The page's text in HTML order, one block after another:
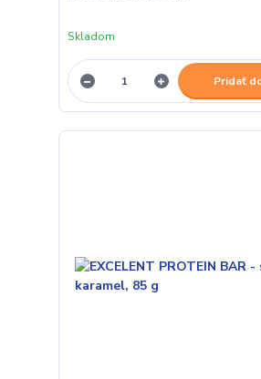
Skladom
Pridať